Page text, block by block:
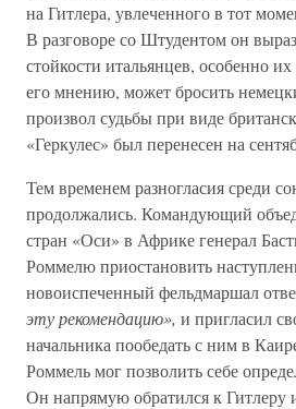
на Гитлера, увлеченного в тот
В разговоре со Штудентом он
стойкости итальянцев, особенно
его мнению, может бросить
произвол судьбы при виде
«Геркулес» был перенесен на
Тем временем разногласия среди
продолжались. Командующий
стран «Оси» в Африке генерал
Роммелю приостановить
новоиспеченный фельдмаршал
эту рекомендацию», и пригласил
начальника пообедать с ним в
Роммель мог позволить себе
Он напрямую обратился к